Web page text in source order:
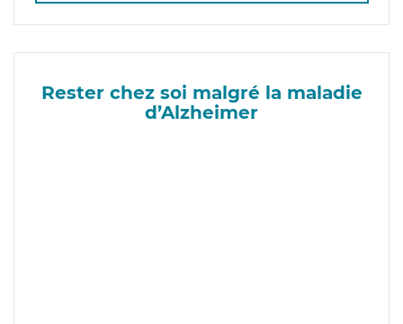
Rester chez soi malgré la maladie
d’Alzheimer